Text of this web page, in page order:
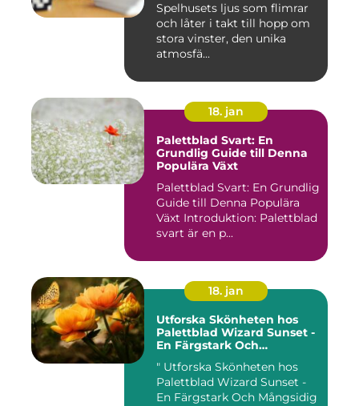
Spelhusets ljus som flimrar
och låter i takt till hopp om
stora vinster, den unika
atmosfä...
18. jan
Palettblad Svart: En
Grundlig Guide till Denna
Populära Växt
Palettblad Svart: En Grundlig
Guide till Denna Populära
Växt Introduktion: Palettblad
svart är en p...
18. jan
Utforska Skönheten hos
Palettblad Wizard Sunset -
En Färgstark Och
" Utforska Skönheten hos
Palettblad Wizard Sunset -
En Färgstark Och Mångsidig